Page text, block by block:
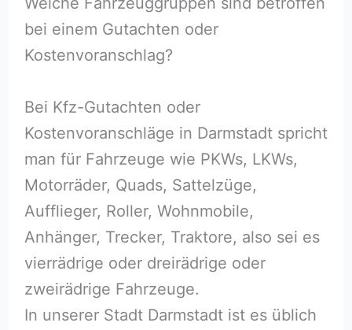
bei einem Gutachten oder
Kostenvoranschlag?
Bei Kfz-Gutachten oder
Kostenvoranschläge in Darmstadt spricht
man für Fahrzeuge wie PKWs, LKWs,
Motorräder, Quads, Sattelzüge,
Aufflieger, Roller, Wohnmobile,
Anhänger, Trecker, Traktore, also sei es
vierrädrige oder dreirädrige oder
zweirädrige Fahrzeuge.
In unserer Stadt Darmstadt ist es üblich